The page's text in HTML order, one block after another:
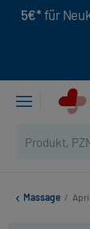
5€* für
Massage /